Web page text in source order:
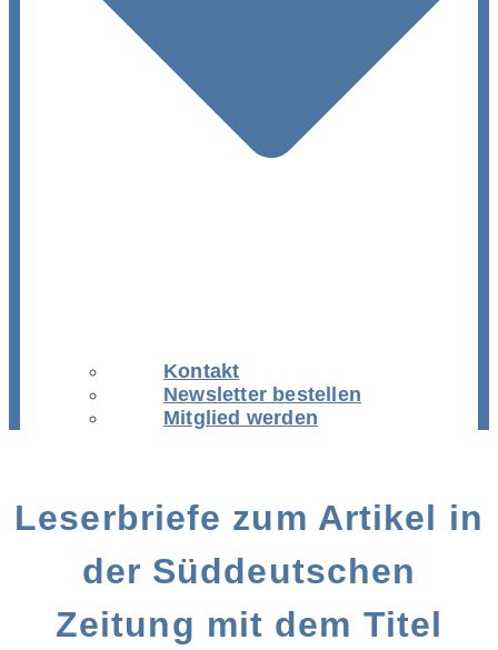
Kontakt
Newsletter bestellen
Mitglied werden
Leserbriefe zum Artikel in
der Süddeutschen
Zeitung mit dem Titel